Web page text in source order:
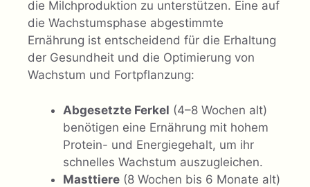
die Milchproduktion zu unterstützen. Eine auf
die Wachstumsphase abgestimmte
Ernährung ist entscheidend für die Erhaltung
der Gesundheit und die Optimierung von
Wachstum und Fortpflanzung:
Abgesetzte Ferkel (4–8 Wochen alt)
benötigen eine Ernährung mit hohem
Protein- und Energiegehalt, um ihr
schnelles Wachstum auszugleichen.
Masttiere (8 Wochen bis 6 Monate alt)